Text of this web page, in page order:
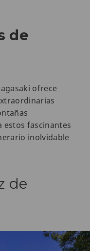
de
ofrece
estos fascinantes
inolvidable
de